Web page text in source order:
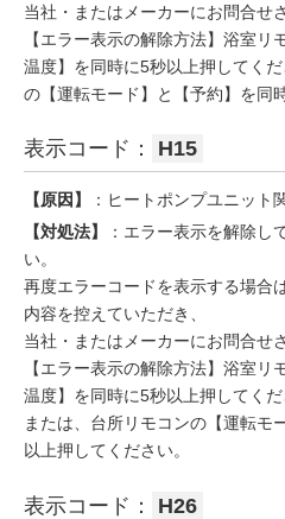
当社・またはメーカーにお問合せ
【エラー表示の解除方法】浴室リ
温度】を同時に5秒以上押してく
の【運転モード】と【予約】を同
表示コード： H15
【原因】
：ヒートポンプユニット
【対処法】
：エラー表示を解除し
い。
再度エラーコードを表示する場合
内容を控えていただき、
当社・またはメーカーにお問合せ
【エラー表示の解除方法】浴室リ
温度】を同時に5秒以上押してくだ
または、台所リモコンの【運転モ
以上押してください。
表示コード： H26